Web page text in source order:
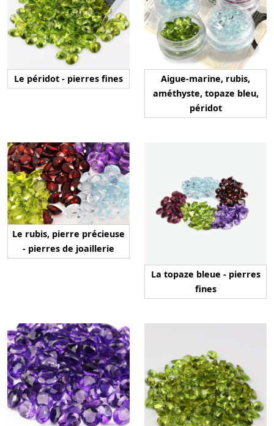
Le péridot - pierres fines
Aigue-marine, rubis,
améthyste, topaze bleu,
péridot
Le rubis, pierre précieuse
- pierres de joaillerie
La topaze bleue - pierres
fines